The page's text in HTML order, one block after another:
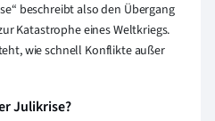
beschreibt also den Übergang
Katastrophe eines Weltkriegs.
wie schnell Konflikte außer
Julikrise?